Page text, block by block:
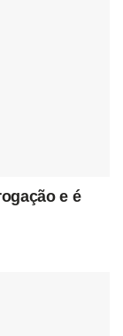
e é